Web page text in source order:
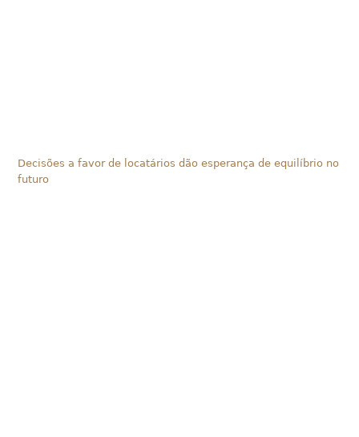
Decisões a favor de locatários dão esperança de equilíbrio no
futuro